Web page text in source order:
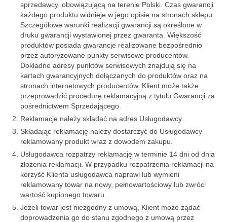
sprzedawcy, obowiązującą na terenie Polski. Czas gwarancji
każdego produktu widnieje w jego opisie na stronach sklepu.
Szczegółowe warunki realizacji gwarancji są określone w
druku gwarancji wystawionej przez gwaranta. Większość
produktów posiada gwarancje realizowane bezpośrednio
przez autoryzowane punkty serwisowe producentów.
Dokładne adresy punktów serwisowych znajdują się na
kartach gwarancyjnych dołączanych do produktów oraz na
stronach internetowych producentów. Klient może także
przeprowadzić procedurę reklamacyjną z tytułu Gwarancji za
pośrednictwem Sprzedającego.
Reklamacje należy składać na adres Usługodawcy.
Składając reklamację należy dostarczyć do Usługodawcy
reklamowany produkt wraz z dowodem zakupu.
Usługodawca rozpatrzy reklamację w terminie 14 dni od dnia
złożenia reklamacji. W przypadku rozpatrzenia reklamacji na
korzyść Klienta usługodawca naprawi lub wymieni
reklamowany towar na nowy, pełnowartościowy lub zwróci
wartość kupionego towaru.
Jeżeli towar jest niezgodny z umową, Klient może żądać
doprowadzenia go do stanu zgodnego z umową przez